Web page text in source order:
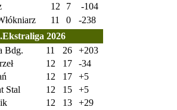
12 7
-104
11 0
-238
2026
Bdg. 11 26
+203
12 17
-34
12 17
+5
Stal 12 15
+5
12 13
+29